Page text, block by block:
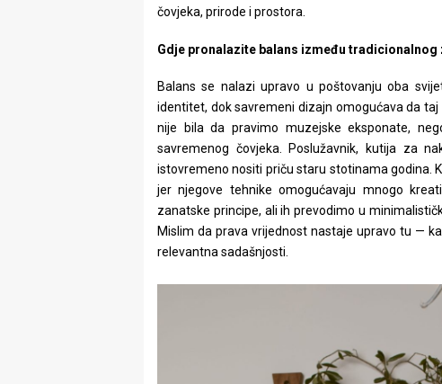
čovjeka, prirode i prostora.
Gdje pronalazite balans između tradicionalnog
Balans se nalazi upravo u poštovanju oba
identitet, dok savremeni dizajn omogućava da
nije bila da pravimo muzejske eksponate,
savremenog čovjeka. Poslužavnik, kutija za
istovremeno nositi priču staru stotinama godina.
jer njegove tehnike omogućavaju mnogo
zanatske principe, ali ih prevodimo u
Mislim da prava vrijednost nastaje upravo tu —
relevantna sadašnjosti.